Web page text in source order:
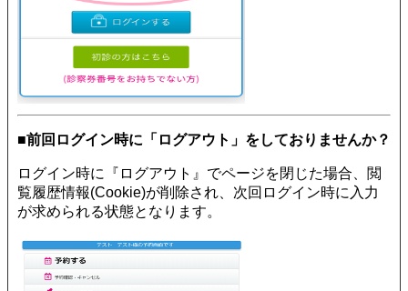
■前回ログイン時に「ログアウト」をしておりませんか？
ログイン時に『ログアウト』でページを閉じた場合、閲
覧履歴情報(Cookie)が削除され、次回ログイン時に入力
が求められる状態となります。